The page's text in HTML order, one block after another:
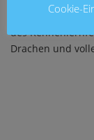
kleinen
des
Drachen und
Cookie-